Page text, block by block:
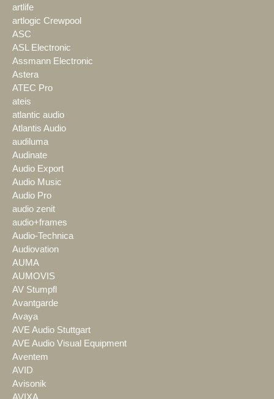
artlife
artlogic Crewpool
ASC
ASL Electronic
Assmann Electronic
Astera
ATEC Pro
ateis
atlantic audio
Atlantis Audio
audiluma
Audinate
Audio Export
Audio Music
Audio Pro
audio zenit
audio+frames
Audio-Technica
Audiovation
AUMA
AUMOVIS
AV Stumpfl
Avantgarde
Avaya
AVE Audio Stuttgart
AVE Audio Visual Equipment
Aventem
AVID
Avisonik